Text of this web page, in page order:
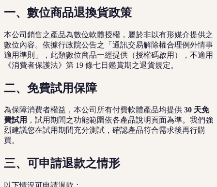
一、數位商品退換貨政策
本公司銷售之產品為數位軟體授權，屬於非以有形媒介提供之
數位內容。依據行政院公告之「通訊交易解除權合理例外情事
適用準則」，此類數位商品一經提供（授權碼啟用），不適用
《消費者保護法》第 19 條七日鑑賞期之退貨規定。
二、免費試用保障
為保障消費者權益，本公司所有付費軟體產品均提供 30 天免
費試用 ，試用期間之功能範圍依各產品說明頁面為準。我們強
烈建議您在試用期間充分測試，確認產品符合需求後再行購
買。
三、可申請退款之情形